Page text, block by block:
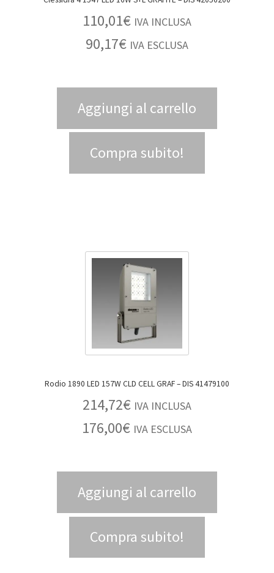
110,01€ IVA INCLUSA
90,17€ IVA ESCLUSA
Aggiungi al carrello
Compra subito!
Rodio 1890 LED 157W CLD CELL GRAF – DIS 41479100
214,72€ IVA INCLUSA
176,00€ IVA ESCLUSA
Aggiungi al carrello
Compra subito!